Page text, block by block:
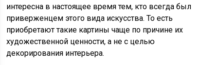
интересна в настоящее время тем, кто всегда был
приверженцем этого вида искусства. То есть
приобретают такие картины чаще по причине их
художественной ценности, а не с целью
декорирования интерьера.